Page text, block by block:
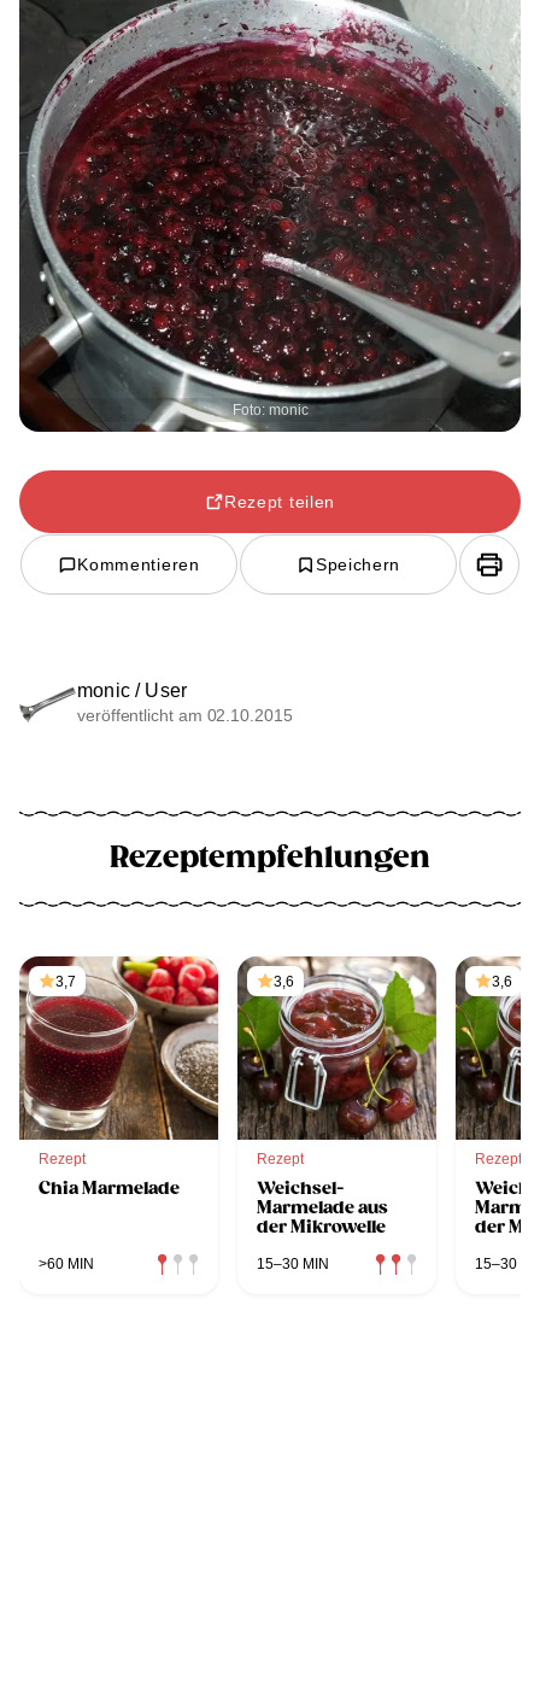
Foto: monic
Rezept teilen
Kommentieren Speichern
monic / User
veröffentlicht am 02.10.2015
Rezeptempfehlungen
3,7
Rezept
Chia Marmelade
>60 MIN
3,6
Rezept
Weichsel-
Marmelade aus
der Mikrowelle
15–30 MIN
3,6
Rezept
der
15–30